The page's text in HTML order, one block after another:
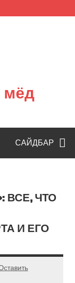
мёд
САЙДБАР
ВСЕ, ЧТО
И ЕГО